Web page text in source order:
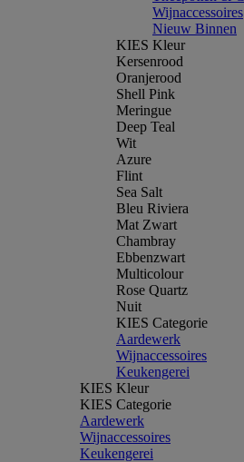
Wijnaccessoires
Nieuw Binnen
KIES Kleur
Kersenrood
Oranjerood
Shell Pink
Meringue
Deep Teal
Wit
Azure
Flint
Sea Salt
Bleu Riviera
Mat Zwart
Chambray
Ebbenzwart
Multicolour
Rose Quartz
Nuit
KIES Categorie
Aardewerk
Wijnaccessoires
Keukengerei
KIES Kleur
KIES Categorie
Aardewerk
Wijnaccessoires
Keukengerei